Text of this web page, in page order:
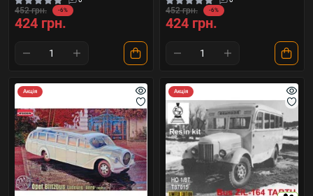
452 грн. -6%
424 грн.
452 грн. -6%
424 грн.
Акція Акція